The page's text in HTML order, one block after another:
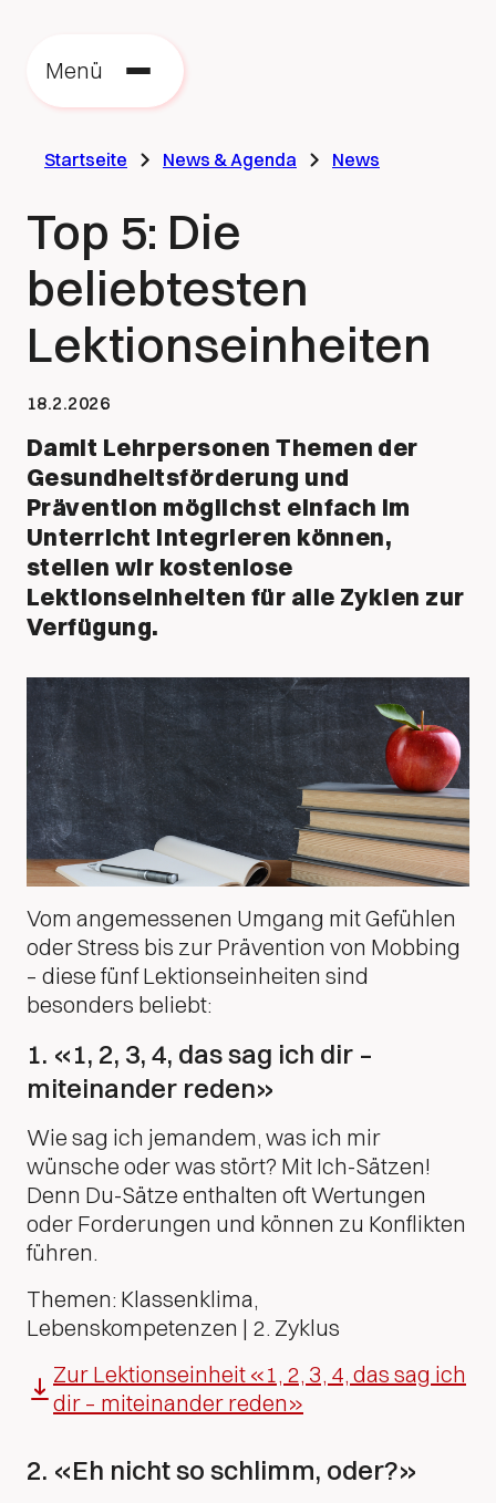
Menü
Startseite News & Agenda News
Top 5: Die
beliebtesten
Lektionseinheiten
18.2.2026
Damit Lehrpersonen Themen der
Gesundheitsförderung und
Prävention möglichst einfach im
Unterricht integrieren können,
stellen wir kostenlose
Lektionseinheiten für alle Zyklen zur
Verfügung.
Vom angemessenen Umgang mit Gefühlen
oder Stress bis zur Prävention von Mobbing
– diese fünf Lektionseinheiten sind
besonders beliebt:
1. «1, 2, 3, 4, das sag ich dir –
miteinander reden»
Wie sag ich jemandem, was ich mir
wünsche oder was stört? Mit Ich-Sätzen!
Denn Du-Sätze enthalten oft Wertungen
oder Forderungen und können zu Konflikten
führen.
Themen: Klassenklima,
Lebenskompetenzen | 2. Zyklus
Zur Lektionseinheit «1, 2, 3, 4, das sag ich
dir – miteinander reden»
2. «Eh nicht so schlimm, oder?»